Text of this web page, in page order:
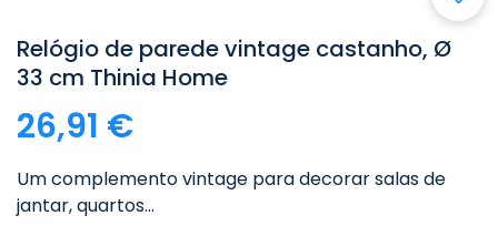
Relógio de parede vintage castanho, Ø
33 cm Thinia Home
26,91 €
Um complemento vintage para decorar salas de
jantar, quartos...